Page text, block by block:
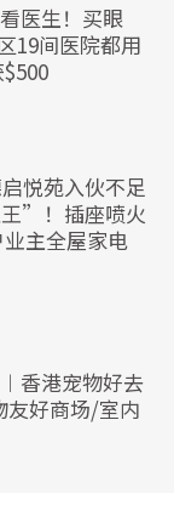
医生！买眼
19间医院都用
悦苑入伙不足
”！插座喷火
主全屋家电
香港宠物好去
友好商场/室内